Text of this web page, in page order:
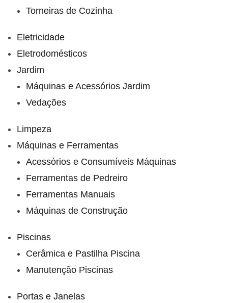
Torneiras de Cozinha
Eletricidade
Eletrodomésticos
Jardim
Máquinas e Acessórios Jardim
Vedações
Limpeza
Máquinas e Ferramentas
Acessórios e Consumíveis Máquinas
Ferramentas de Pedreiro
Ferramentas Manuais
Máquinas de Construção
Piscinas
Cerâmica e Pastilha Piscina
Manutenção Piscinas
Portas e Janelas